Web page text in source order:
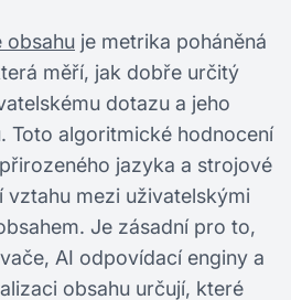
obsahu je metrika poháněná
měří, jak dobře určitý
dotazu a jeho
Toto algoritmické hodnocení
jazyka a strojové
vztahu mezi uživatelskými
Je zásadní pro to,
AI odpovídací enginy a
obsahu určují, které